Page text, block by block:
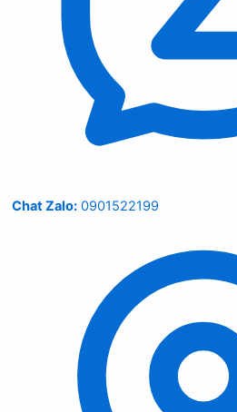
Chat Zalo: 0901522199